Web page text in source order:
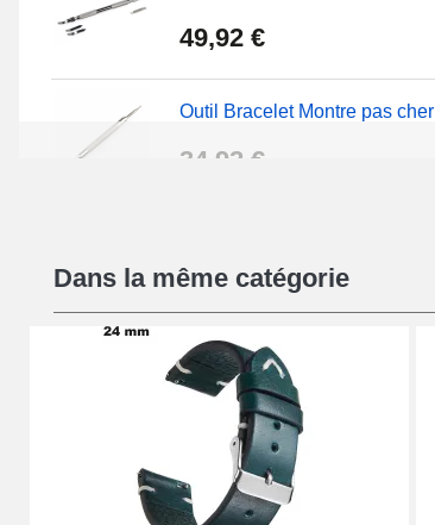
49,92 €
Outil Bracelet Montre pas cher
34,92 €
17,90 €
Dans la même catégorie